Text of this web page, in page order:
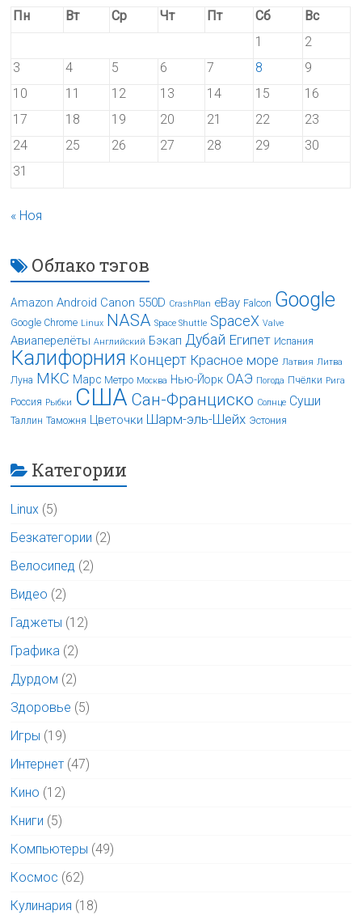
Пн Вт Ср Чт Пт Сб
Вс
1
2
3
4 5 6 7 8
9
10
11 12 13 14 15
16
17
18 19 20 21 22
23
24
25 26 27 28 29
30
31
« Ноя
Облако тэгов
Amazon Android Canon 550D CrashPlan eBay Falcon Google
Google Chrome Linux NASA Space Shuttle SpaceX Valve
Авиаперелёты Английский Бэкап Дубай Египет Испания
Калифорния Концерт Красное море Латвия Литва
Луна МКС Марс Метро Москва Нью-Йорк ОАЭ Погода Пчёлки Рига
Россия Рыбки США Сан-Франциско Солнце Суши
Таллин Таможня Цветочки Шарм-эль-Шейх Эстония
Категории
Linux (5)
Безкатегории (2)
Велосипед (2)
Видео (2)
Гаджеты (12)
Графика (2)
Дурдом (2)
Здоровье (5)
Игры (19)
Интернет (47)
Кино (12)
Книги (5)
Компьютеры (49)
Космос (62)
Кулинария (18)